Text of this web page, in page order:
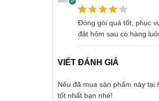
custom
er
ratings
Rated4
out of 5
based
on
02
er
ratings
02
Đóng gói quá tốt, phục
đặt hôm sau có hàng
VIẾT ĐÁNH GIÁ
Nếu đã mua sản phẩm này
tốt nhất bạn nhé!